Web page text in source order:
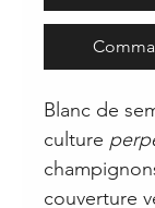
Blanc de
culture
couverture